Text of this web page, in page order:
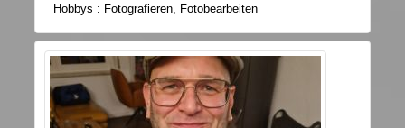
Hobbys : Fotografieren, Fotobearbeiten